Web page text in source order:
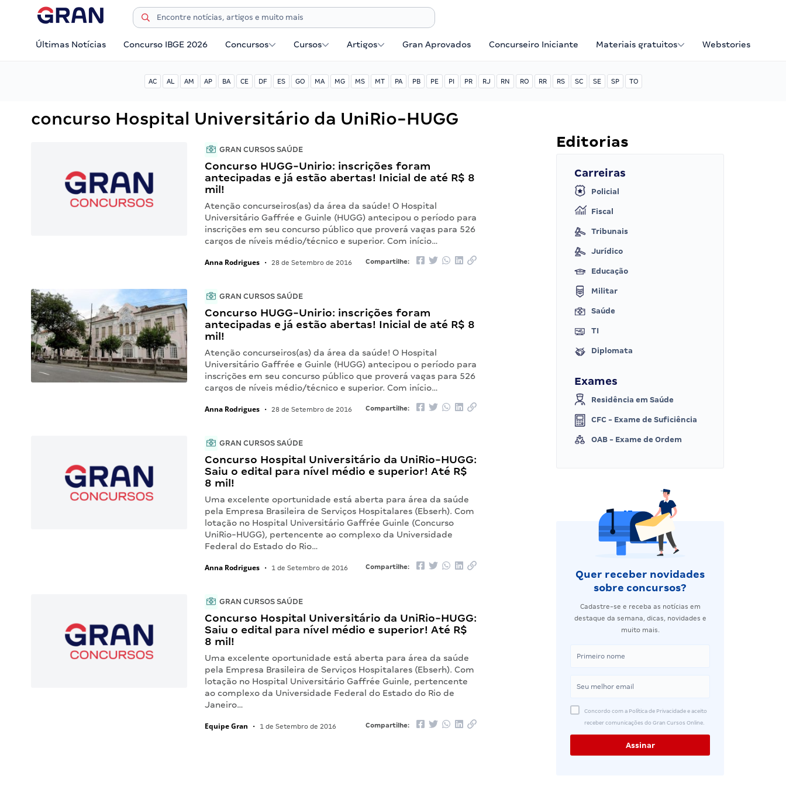
Últimas Notícias Concurso IBGE 2026 Concursos Cursos Artigos Gran Aprovados Concurseiro Iniciante Materiais gratuitos Webstories
AC AL AM AP BA CE DF ES GO MA MG MS MT PA PB PE PI PR RJ RN RO RR RS SC SE SP TO
concurso Hospital Universitário da UniRio-HUGG
GRAN CURSOS SAÚDE
Concurso HUGG-Unirio: inscrições foram
antecipadas e já estão abertas! Inicial de até R$ 8
mil!
Atenção concurseiros(as) da área da saúde! O Hospital
Universitário Gaffrée e Guinle (HUGG) antecipou o período para
inscrições em seu concurso público que proverá vagas para 526
cargos de níveis médio/técnico e superior. Com início…
Anna Rodrigues • 28 de Setembro de 2016 Compartilhe:
GRAN CURSOS SAÚDE
Concurso HUGG-Unirio: inscrições foram
antecipadas e já estão abertas! Inicial de até R$ 8
mil!
Atenção concurseiros(as) da área da saúde! O Hospital
Universitário Gaffrée e Guinle (HUGG) antecipou o período para
inscrições em seu concurso público que proverá vagas para 526
cargos de níveis médio/técnico e superior. Com início…
Anna Rodrigues • 28 de Setembro de 2016 Compartilhe:
GRAN CURSOS SAÚDE
Concurso Hospital Universitário da UniRio-HUGG:
Saiu o edital para nível médio e superior! Até R$
8 mil!
Uma excelente oportunidade está aberta para área da saúde
pela Empresa Brasileira de Serviços Hospitalares (Ebserh). Com
lotação no Hospital Universitário Gaffrée Guinle (Concurso
UniRio-HUGG), pertencente ao complexo da Universidade
Federal do Estado do Rio…
Anna Rodrigues • 1 de Setembro de 2016 Compartilhe:
GRAN CURSOS SAÚDE
Concurso Hospital Universitário da UniRio-HUGG:
Saiu o edital para nível médio e superior! Até R$
8 mil!
Uma excelente oportunidade está aberta para área da saúde
pela Empresa Brasileira de Serviços Hospitalares (Ebserh). Com
lotação no Hospital Universitário Gaffrée Guinle, pertencente
ao complexo da Universidade Federal do Estado do Rio de
Janeiro…
Equipe Gran • 1 de Setembro de 2016 Compartilhe:
Editorias
Carreiras
Policial
Fiscal
Tribunais
Jurídico
Educação
Militar
Saúde
TI
Diplomata
Exames
Residência em Saúde
CFC - Exame de Suficiência
OAB - Exame de Ordem
Quer receber novidades
sobre concursos?
Cadastre-se e receba as notícias em
destaque da semana, dicas, novidades e
muito mais.
Concordo com a Política de Privacidade e aceito
receber comunicações do Gran Cursos Online.